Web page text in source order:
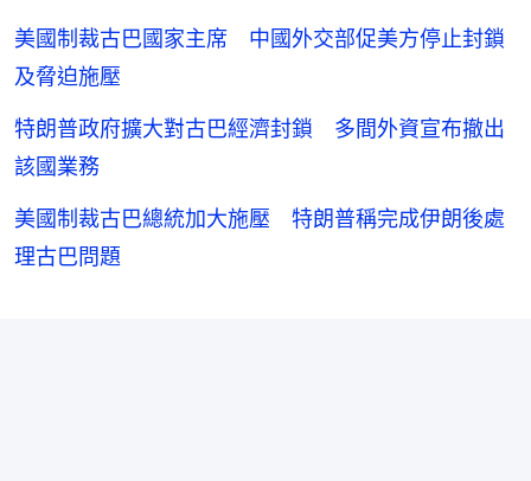
美國制裁古巴國家主席 中國外交部促美方停止封鎖
及脅迫施壓
特朗普政府擴大對古巴經濟封鎖 多間外資宣布撤出
該國業務
美國制裁古巴總統加大施壓 特朗普稱完成伊朗後處
理古巴問題